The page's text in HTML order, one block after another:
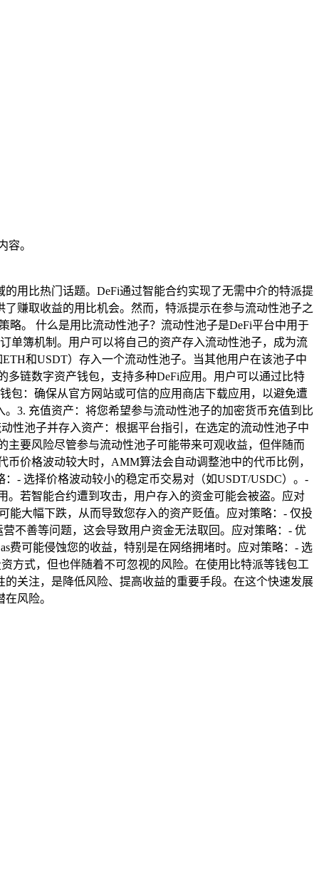
容。
用比热门话题。DeFi通过智能合约实现了无需中介的特派提
赚取收益的用比机会。然而，特派提示在参与流动性池子之
略。 什么是用比流动性池子？流动性池子是DeFi平台中用于
单簿机制。用户可以将自己的资产存入流动性池子，成为流
和USDT）存入一个流动性池子。当其他用户在该池子中
链数字资产钱包，支持多种DeFi应用。用户可以通过比特
包：确保从官方网站或可信的应用商店下载应用，以避免遭
3. 充值资产：将您希望参与流动性池子的加密货币充值到比
性池子并存入资产：根据平台指引，在选定的流动性池子中
要风险尽管参与流动性池子可能带来可观收益，但伴随而
价格波动较大时，AMM算法会自动调整池中的代币比例，
- 选择价格波动较小的稳定币交易对（如USDT/USDC）。-
。若智能合约遭到攻击，用户存入的资金可能会被盗。应对
能大幅下跌，从而导致您存入的资产贬值。应对策略：- 仅投
不善等问题，这会导致用户资金无法取回。应对策略：- 优
费可能侵蚀您的收益，特别是在网络拥堵时。应对策略：- 选
方式，但也伴随着不可忽视的风险。在使用比特派等钱包工
关注，是降低风险、提高收益的重要手段。在这个快速发展
风险。